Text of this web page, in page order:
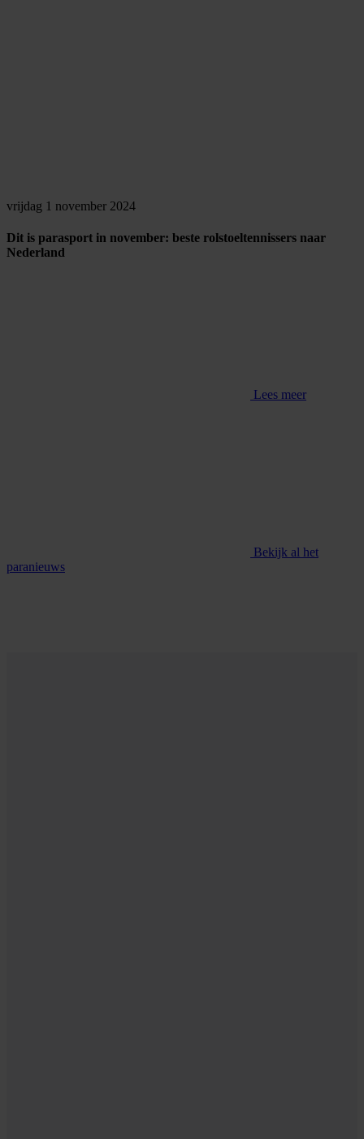
vrijdag 1 november 2024
Dit is parasport in november: beste rolstoeltennissers naar
Nederland
Lees meer
Bekijk al het
paranieuws